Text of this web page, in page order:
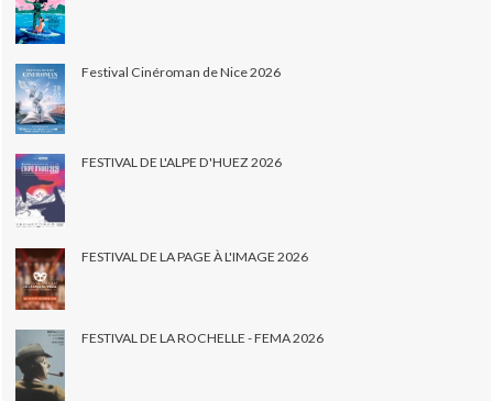
Festival Cinéroman de Nice 2026
FESTIVAL DE L'ALPE D'HUEZ 2026
FESTIVAL DE LA PAGE À L'IMAGE 2026
FESTIVAL DE LA ROCHELLE - FEMA 2026